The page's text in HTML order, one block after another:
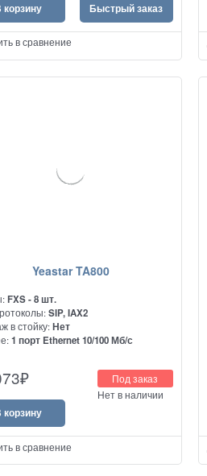
корзину Быстрый заказ
в сравнение
Yeastar TA800
FXS - 8 шт.
SIP, IAX2
в стойку:Нет
1 порт Ethernet 10/100 Мб/с
для подключения
АТС и телефонов к сетям VoIP
₽
Под заказ
Нет в наличии
корзину
в сравнение